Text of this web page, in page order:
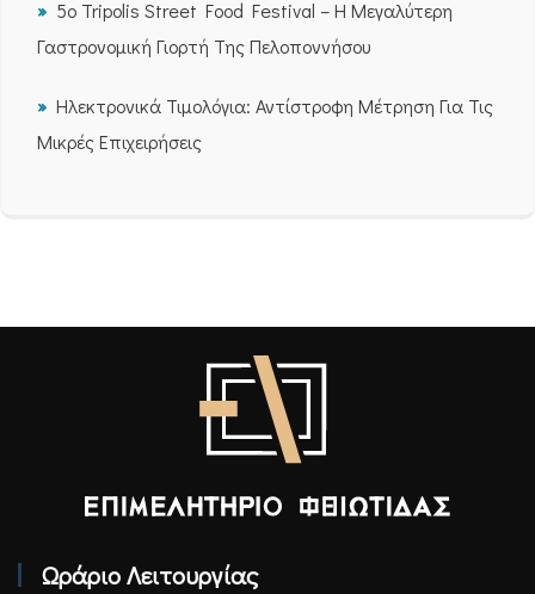
5ο Tripolis Street Food Festival – Η Μεγαλύτερη
Γαστρονομική Γιορτή Της Πελοποννήσου
Ηλεκτρονικά Τιμολόγια: Αντίστροφη Μέτρηση Για Τις
Μικρές Επιχειρήσεις
Ωράριο Λειτουργίας